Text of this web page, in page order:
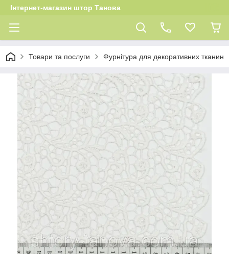
Інтернет-магазин штор Танова
Товари та послуги Фурнітура для декоративних тканин